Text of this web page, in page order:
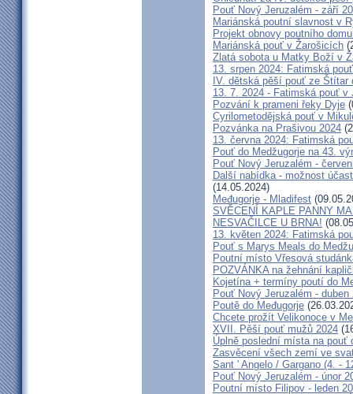
Pouť Nový Jeruzalém - září
Mariánská poutní slavnost v
Projekt obnovy poutního
Mariánská pouť v Žarošicích
Zlatá sobota u Matky Boží v
13. srpen 2024: Fatimská
IV. dětská pěší pouť ze Štítar
13. 7. 2024 - Fatimská pouť
Pozvání k prameni řeky Dyje
Cyrilometodějská pouť v
Pozvánka na Prašivou 2024
13. června 2024: Fatimská
Pouť do Medžugorje na 43.
Pouť Nový Jeruzalém -
Další nabídka - možnost
(14.05.2024)
Međugorje - Mladifest
SVĚCENÍ KAPLE PANNY
NESVAČILCE U BRNA!
13. květen 2024: Fatimská
Pouť s Marys Meals do
Poutní místo Vřesová
POZVÁNKA na žehnání
Kojetína + termíny poutí do
Pouť Nový Jeruzalém - duben
Poutě do Međugorje
Chcete prožít Velikonoce v
XVII. Pěší pouť mužů 2024
Úplně poslední místa na pouť
Zasvěcení všech zemí ve
Sant ' Angelo / Gargano (4. -
Pouť Nový Jeruzalém - únor
Poutní místo Filipov - leden